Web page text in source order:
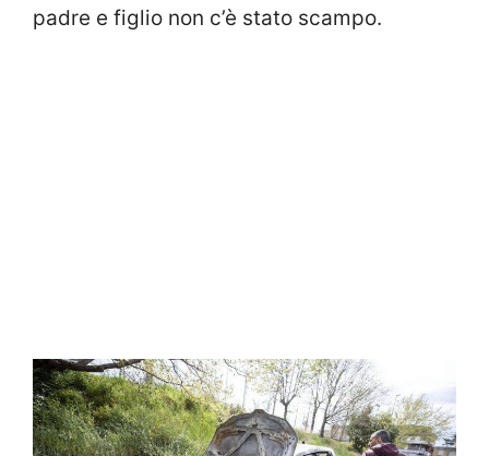
padre e figlio non c’è stato scampo.